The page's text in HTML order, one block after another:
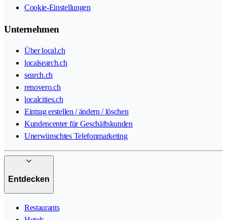
Cookie-Einstellungen
Unternehmen
Über local.ch
localsearch.ch
search.ch
renovero.ch
localcities.ch
Eintrag erstellen / ändern / löschen
Kundencenter für Geschäftskunden
Unerwünschtes Telefonmarketing
Entdecken
Restaurants